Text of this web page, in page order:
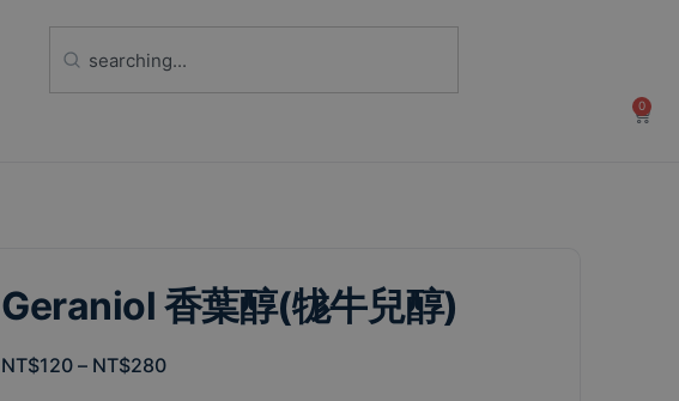
0
Geraniol 香葉醇(牻牛兒醇)
NT$120 – NT$280